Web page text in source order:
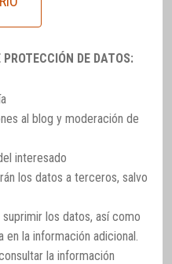
DE DATOS:
al blog y moderación de
interesado
los datos a terceros, salvo
los datos, así como
la información adicional.
la información